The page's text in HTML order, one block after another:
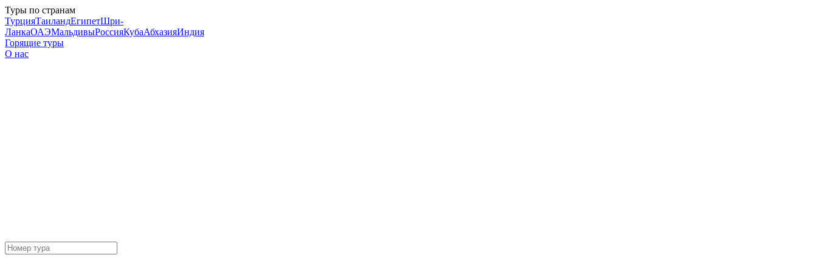
Туры по странам
ТурцияТаиландЕгипетШри-
ЛанкаОАЭМальдивыРоссияКубаАбхазияИндия
Горящие туры
О нас